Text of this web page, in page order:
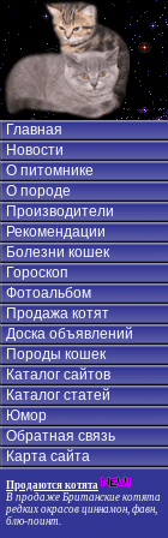
Главная
Новости
О питомнике
О породе
Производители
Рекомендации
Болезни кошек
Гороскоп
Фотоальбом
Продажа котят
Доска объявлений
Породы кошек
Каталог сайтов
Каталог статей
Юмор
Обратная связь
Карта сайта
Продаются котята
В продаже Британские котята
редких окрасов циннамон, фавн,
блю-поинт.